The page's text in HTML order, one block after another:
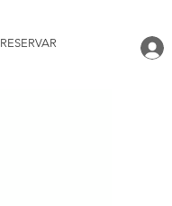
RESERVAR